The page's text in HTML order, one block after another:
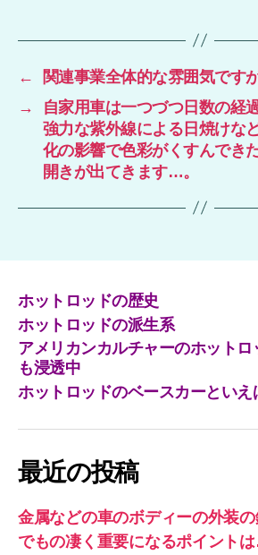
←
関連事業全体的な雰囲気です
→
自家用車は一つづつ日数の経
強力な紫外線による日焼けな
化の影響で色彩がくすんでき
開きが出てきます…。
ホットロッドの歴史
ホットロッドの派生系
アメリカンカルチャーのホット
も浸透中
ホットロッドのベースカーといえ
最近の投稿
金属などの車のボディーの外装
でもの凄く重要になるポイントは